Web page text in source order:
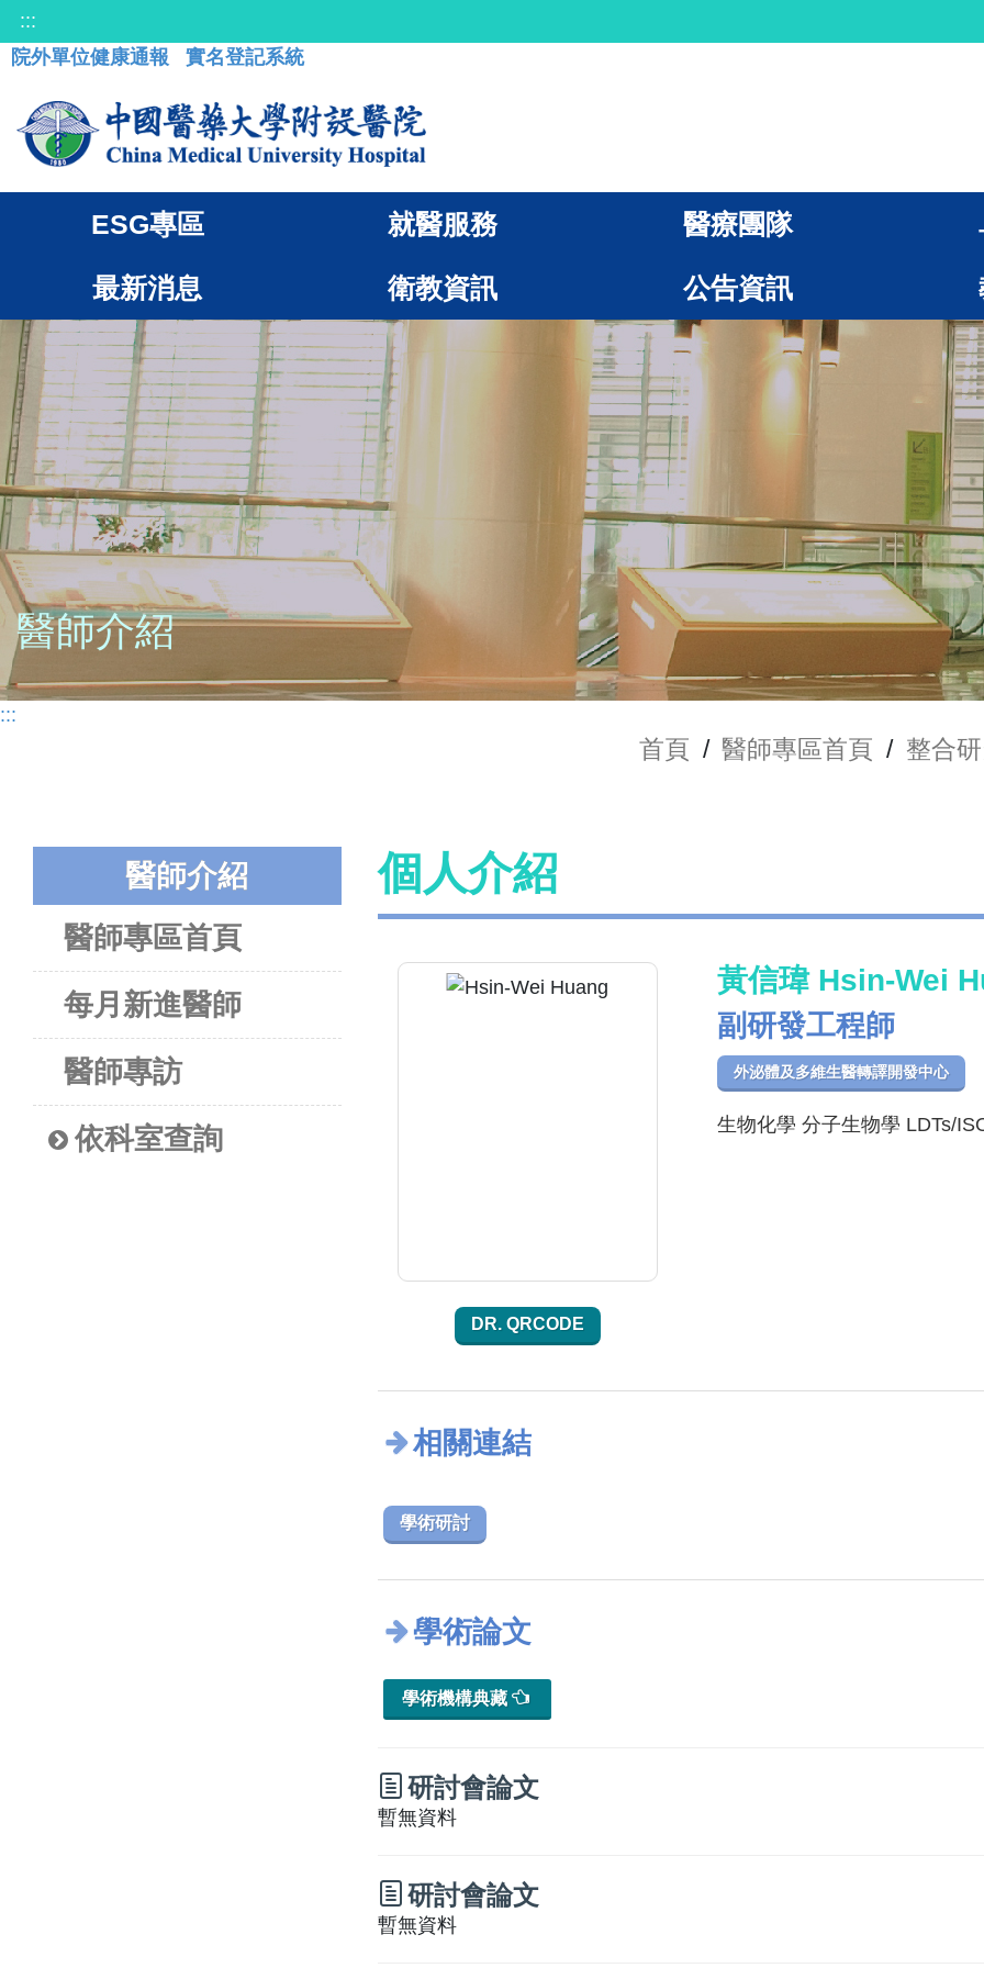
:::
院外單位健康通報
實名登記系統
ESG專區 就醫服務 醫療團隊
最新消息 衛教資訊 公告資訊
醫師介紹
:::
首頁 / 醫師專區首頁 / 整合
醫師介紹
醫師專區首頁
每月新進醫師
醫師專訪
依科室查詢
個人介紹
DR. QRCODE
黃信瑋 Hsin-Wei
副研發工程師
外泌體及多維生醫轉譯開發中心
生物化學 分子生物學 LDTs/
相關連結
學術研討
學術論文
學術機構典藏
研討會論文
暫無資料
研討會論文
暫無資料